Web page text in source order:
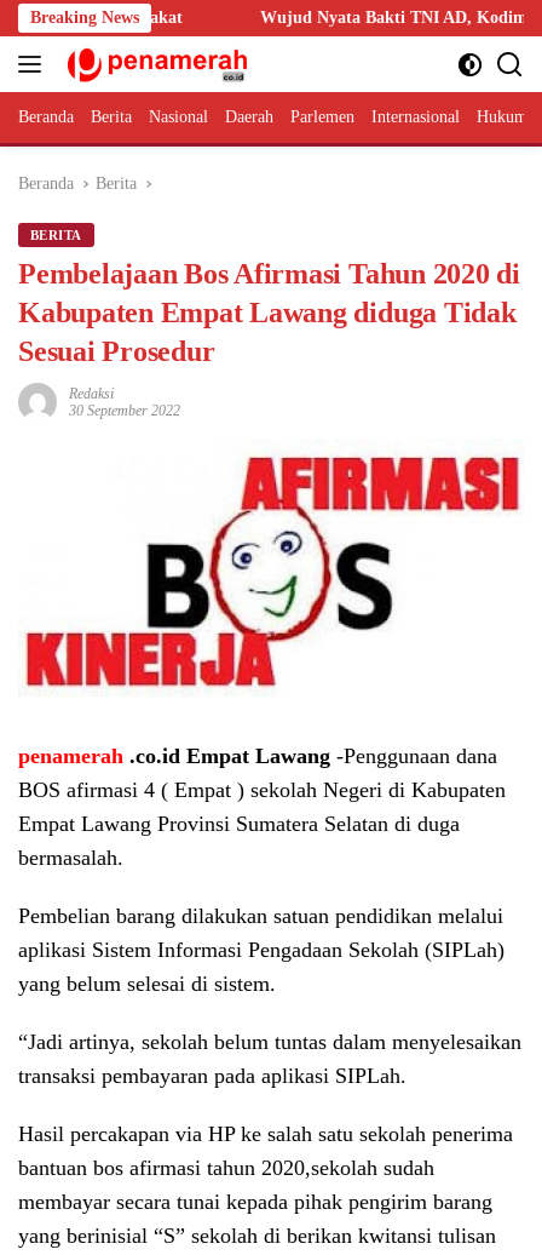
Langsung
ke
konten
Breaking News Wujud Nyata Bakti TNI AD, Kodim 1209/
Beranda Berita Nasional Daerah Parlemen Internasional Hukum
Beranda Berita
BERITA
Pembelajaan Bos Afirmasi Tahun 2020 di
Kabupaten Empat Lawang diduga Tidak
Sesuai Prosedur
Redaksi
30 September 2022
penamerah .co.id Empat Lawang -Penggunaan dana
BOS afirmasi 4 ( Empat ) sekolah Negeri di Kabupaten
Empat Lawang Provinsi Sumatera Selatan di duga
bermasalah.
Pembelian barang dilakukan satuan pendidikan melalui
aplikasi Sistem Informasi Pengadaan Sekolah (SIPLah)
yang belum selesai di sistem.
“Jadi artinya, sekolah belum tuntas dalam menyelesaikan
transaksi pembayaran pada aplikasi SIPLah.
Hasil percakapan via HP ke salah satu sekolah penerima
bantuan bos afirmasi tahun 2020,sekolah sudah
membayar secara tunai kepada pihak pengirim barang
yang berinisial “S” sekolah di berikan kwitansi tulisan